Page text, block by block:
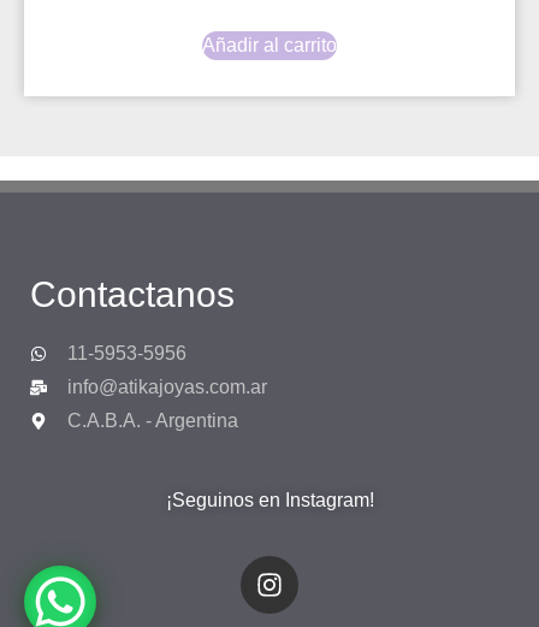
Añadir al carrito
Contactanos
11-5953-5956
info@atikajoyas.com.ar
C.A.B.A. - Argentina
¡Seguinos en Instagram!